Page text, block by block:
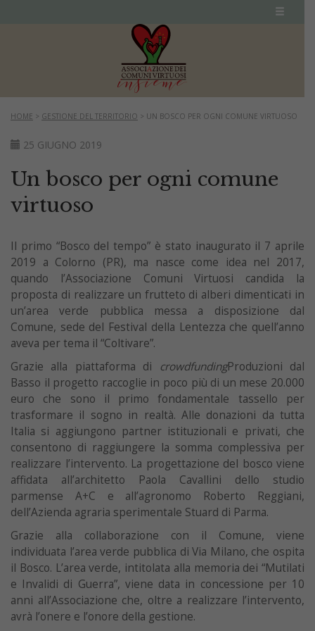
HOME > GESTIONE DEL TERRITORIO > UN BOSCO PER OGNI COMUNE VIRTUOSO
25 GIUGNO 2019
Un bosco per ogni comune
virtuoso
Il primo “Bosco del tempo” è stato inaugurato il 7 aprile
2019 a Colorno (PR), ma nasce come idea nel 2017,
quando l’Associazione Comuni Virtuosi candida la
proposta di realizzare un frutteto di alberi dimenticati in
un’area verde pubblica messa a disposizione dal
Comune, sede del Festival della Lentezza che quell’anno
aveva per tema il “Coltivare”.
Grazie alla piattaforma di
crowdfundingProduzioni dal
Basso il progetto raccoglie in poco più di un mese 20.000
euro che sono il primo fondamentale tassello per
trasformare il sogno in realtà. Alle donazioni da tutta
Italia si aggiungono partner istituzionali e privati, che
consentono di raggiungere la somma complessiva per
realizzare l’intervento. La progettazione del bosco viene
affidata all’architetto Paola Cavallini dello studio
parmense A+C e all’agronomo Roberto Reggiani,
dell’Azienda agraria sperimentale Stuard di Parma.
Grazie alla collaborazione con il Comune, viene
individuata l’area verde pubblica di Via Milano, che ospita
il Bosco. L’area verde, intitolata alla memoria dei “Mutilati
e Invalidi di Guerra”, viene data in concessione per 10
anni all’Associazione che, oltre a realizzare l’intervento,
avrà l’onere e l’onore della gestione.